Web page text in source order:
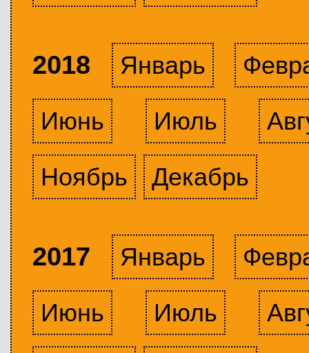
2018 Январь
Июнь
Июль
Ноябрь
Декабрь
2017 Январь
Июнь
Июль